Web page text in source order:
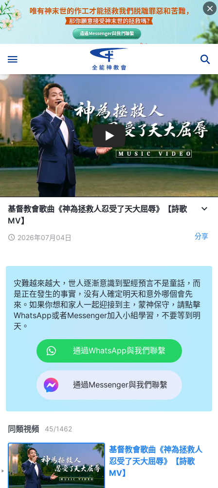
基督教會歌曲《神為拯救人忍受了天大屈辱》【詩歌
MV】
2026年07月04日 分享
灾難越來越大，世人逐漸意識到聖經預言不是童話，而
是正在發生的事實，没有人確定明天和意外哪個會先
來。如果你想和家人一起迎接到主，蒙神保守，請點擊
WhatsApp或者Messenger加入小組學習，不要等到明
天。
通過WhatsApp與我們聯繫
通過Messenger與我們聯繫
同類視頻 45/1462
基督教會歌曲《神為拯救人
忍受了天大屈辱》【詩歌
MV】